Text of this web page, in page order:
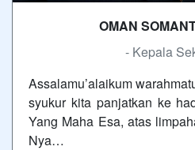
OMAN
- Kepala
Assalamu’alaikum
syukur kita panjatkan ke
Yang Maha Esa, atas
Nya…